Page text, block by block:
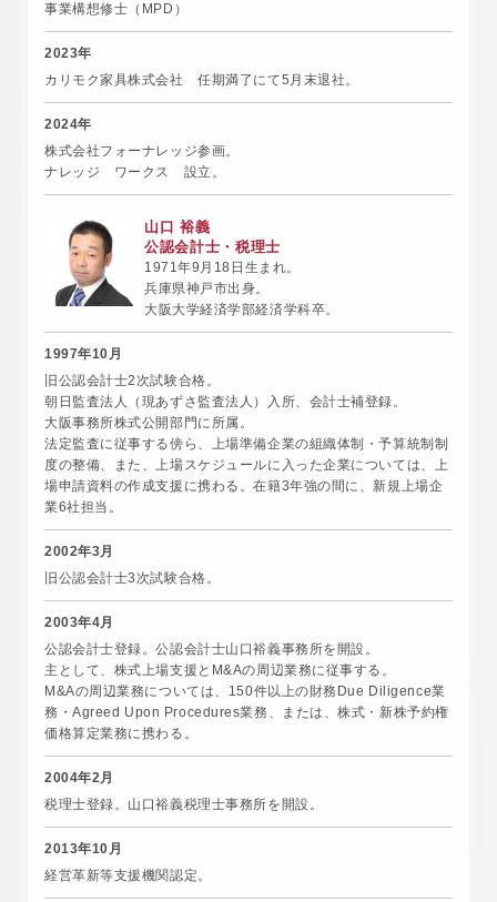
事業構想修士（MPD）
2023年
カリモク家具株式会社 任期満了にて5月末退社。
2024年
株式会社フォーナレッジ参画。
ナレッジ ワークス 設立。
山口 裕義
公認会計士・税理士
1971年9月18日生まれ。
兵庫県神戸市出身。
大阪大学経済学部経済学科卒。
1997年10月
旧公認会計士2次試験合格。
朝日監査法人（現あずさ監査法人）入所、会計士補登録。
大阪事務所株式公開部門に所属。
法定監査に従事する傍ら、上場準備企業の組織体制・予算統制制
度の整備、また、上場スケジュールに入った企業については、上
場申請資料の作成支援に携わる。在籍3年強の間に、新規上場企
業6社担当。
2002年3月
旧公認会計士3次試験合格。
2003年4月
公認会計士登録。公認会計士山口裕義事務所を開設。
主として、株式上場支援とM&Aの周辺業務に従事する。
M&Aの周辺業務については、150件以上の財務Due Diligence業
務・Agreed Upon Procedures業務、または、株式・新株予約権
価格算定業務に携わる。
2004年2月
税理士登録。山口裕義税理士事務所を開設。
2013年10月
経営革新等支援機関認定。